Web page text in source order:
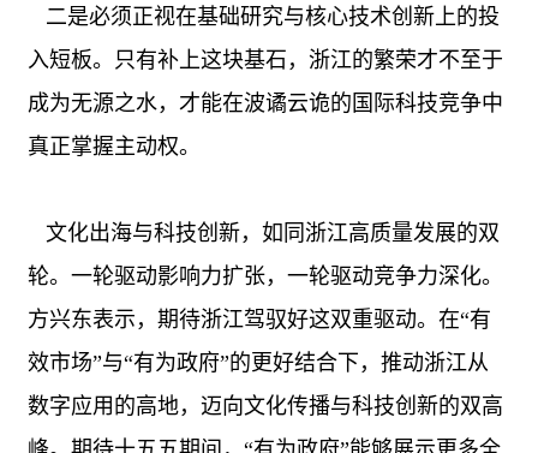
二是必须正视在基础研究与核心技术创新上的投
入短板。只有补上这块基石，浙江的繁荣才不至于
成为无源之水，才能在波谲云诡的国际科技竞争中
真正掌握主动权。
文化出海与科技创新，如同浙江高质量发展的双
轮。一轮驱动影响力扩张，一轮驱动竞争力深化。
方兴东表示，期待浙江驾驭好这双重驱动。在“有
效市场”与“有为政府”的更好结合下，推动浙江从
数字应用的高地，迈向文化传播与科技创新的双高